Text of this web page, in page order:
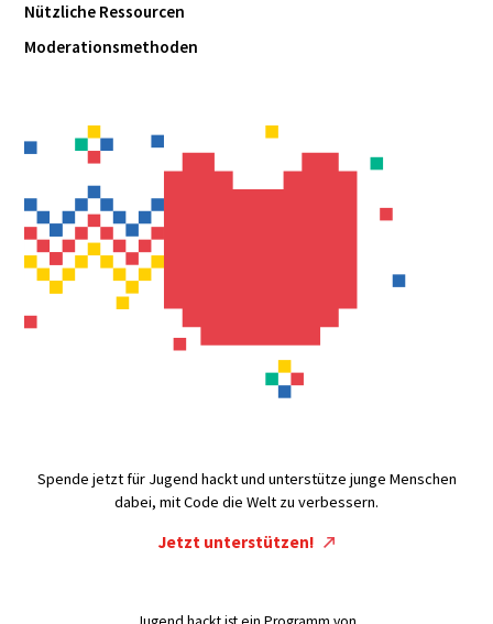
Nützliche Ressourcen
Moderationsmethoden
Spende jetzt für Jugend hackt und unterstütze junge Menschen
dabei, mit Code die Welt zu verbessern.
Jetzt unterstützen!